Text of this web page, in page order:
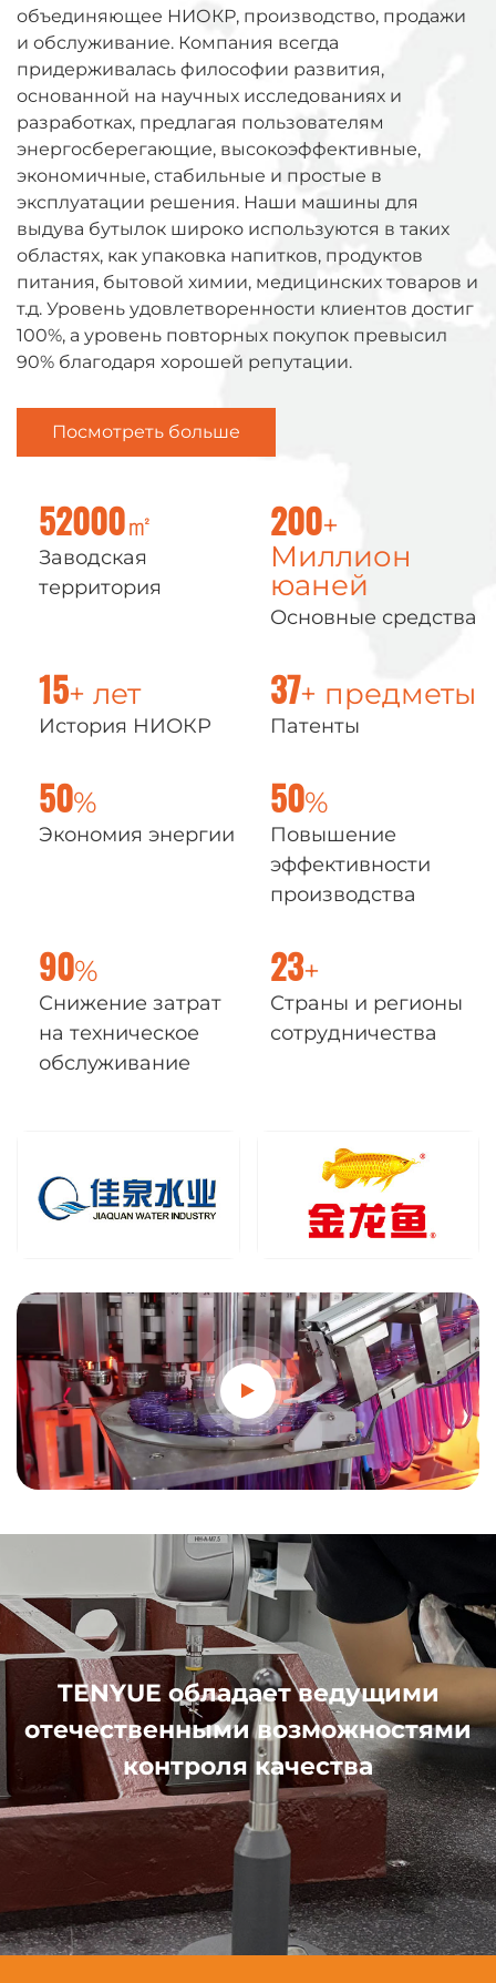
объединяющее НИОКР, производство, продажи
и обслуживание. Компания всегда
придерживалась философии развития,
основанной на научных исследованиях и
разработках, предлагая пользователям
энергосберегающие, высокоэффективные,
экономичные, стабильные и простые в
эксплуатации решения. Наши машины для
выдува бутылок широко используются в таких
областях, как упаковка напитков, продуктов
питания, бытовой химии, медицинских товаров и
т.д. Уровень удовлетворенности клиентов достиг
100%, а уровень повторных покупок превысил
90% благодаря хорошей репутации.
Посмотреть больше
52000㎡
Заводская
территория
200+
Миллион
юаней
Основные средства
15+ лет
История НИОКР
37+ предметы
Патенты
50%
Экономия энергии
50%
Повышение
эффективности
производства
90%
Снижение затрат
на техническое
обслуживание
23+
Страны и регионы
сотрудничества
TENYUE обладает ведущими
отечественными возможностями
контроля качества